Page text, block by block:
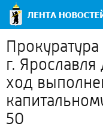
г.
ход
50